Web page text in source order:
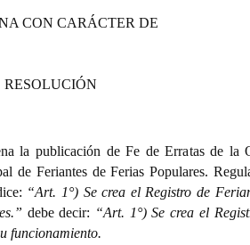
Registro
Registro
CON CARÁCTER DE
RESOLUCIÓN
la publicación de Fe de Erratas de la
de Feriantes de Ferias Populares.
“Art. 1°) Se crea el Registro de
debe decir: “Art. 1°) Se crea el
funcionamiento.